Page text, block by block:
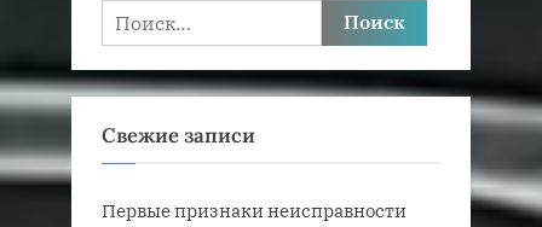
Найти:
Свежие записи
Первые признаки неисправности